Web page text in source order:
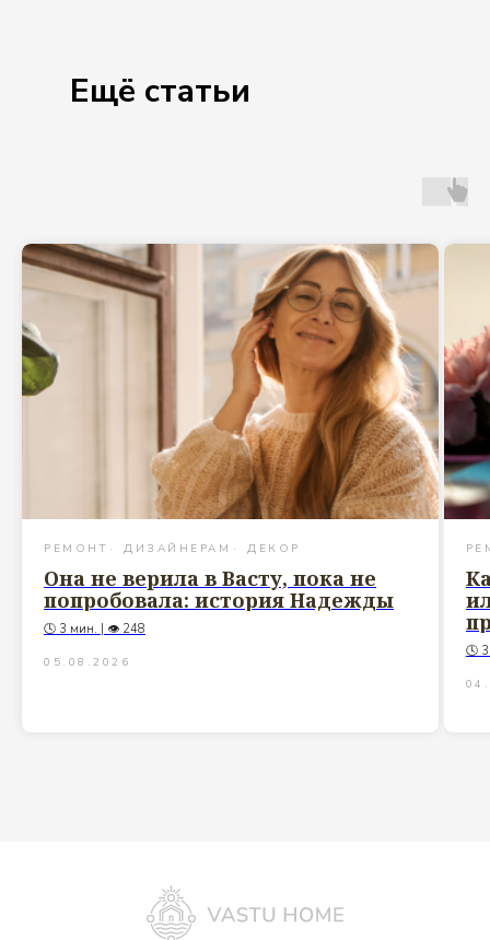
Ещё статьи
РЕМОНТ ДИЗАЙНЕРАМ ДЕКОР
Она не верила в Васту, пока не
попробовала: история Надежды
🕓 3 мин. | 👁 248
05.08.2026
🕓